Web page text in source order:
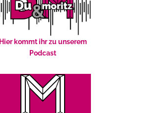
Hier kommt ihr zu unserem
Podcast